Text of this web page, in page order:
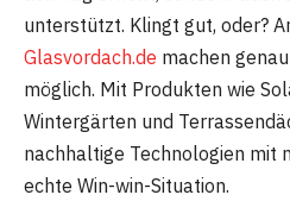
unterstützt. Klingt gut, oder?
Glasvordach.de machen
möglich. Mit Produkten wie
Wintergärten und
nachhaltige Technologien mit
echte Win-win-Situation.